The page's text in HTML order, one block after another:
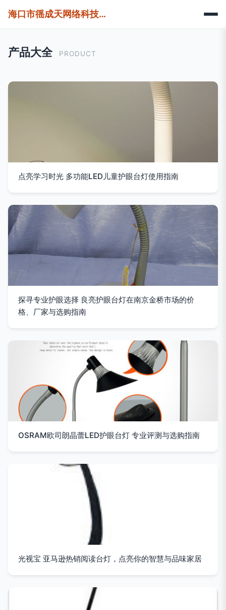
海口市徭成天网络科技有限公司
产品大全 PRODUCT
点亮学习时光 多功能LED儿童护眼台灯使用指南
探寻专业护眼选择 良亮护眼台灯在南京金桥市场的价
格、厂家与选购指南
OSRAM欧司朗晶蕾LED护眼台灯 专业评测与选购指南
光视宝 亚马逊热销阅读台灯，点亮你的智慧与品味家居